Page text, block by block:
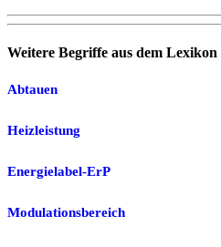
Weitere Begriffe aus dem
Abtauen
Heizleistung
Energielabel-ErP
Modulationsbereich